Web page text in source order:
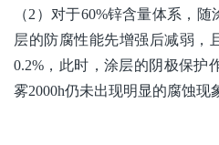
（2）对于60%锌含量体系，
层的防腐性能先增强后减弱，
0.2%，此时，涂层的阴极保护
雾2000h仍未出现明显的腐蚀现